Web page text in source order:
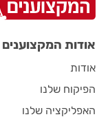
אודות המקצוענים
אודות
הפיקוח שלנו
האפליקציה שלנו